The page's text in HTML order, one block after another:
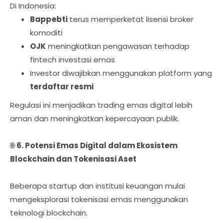
Di Indonesia:
Bappebti terus memperketat lisensi broker
komoditi
OJK meningkatkan pengawasan terhadap
fintech investasi emas
Investor diwajibkan menggunakan platform yang
terdaftar resmi
Regulasi ini menjadikan trading emas digital lebih
aman dan meningkatkan kepercayaan publik.
🌐6. Potensi Emas Digital dalam Ekosistem
Blockchain dan Tokenisasi Aset
Beberapa startup dan institusi keuangan mulai
mengeksplorasi tokenisasi emas menggunakan
teknologi blockchain.